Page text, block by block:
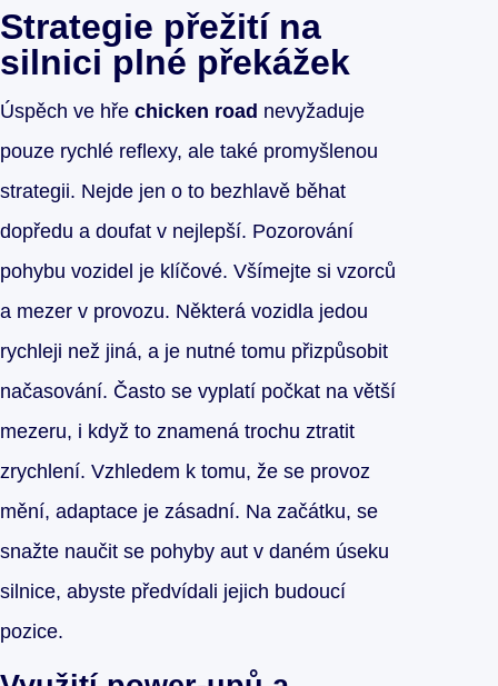
Strategie přežití na
silnici plné překážek
Úspěch ve hře chicken road nevyžaduje
pouze rychlé reflexy, ale také promyšlenou
strategii. Nejde jen o to bezhlavě běhat
dopředu a doufat v nejlepší. Pozorování
pohybu vozidel je klíčové. Všímejte si vzorců
a mezer v provozu. Některá vozidla jedou
rychleji než jiná, a je nutné tomu přizpůsobit
načasování. Často se vyplatí počkat na větší
mezeru, i když to znamená trochu ztratit
zrychlení. Vzhledem k tomu, že se provoz
mění, adaptace je zásadní. Na začátku, se
snažte naučit se pohyby aut v daném úseku
silnice, abyste předvídali jejich budoucí
pozice.